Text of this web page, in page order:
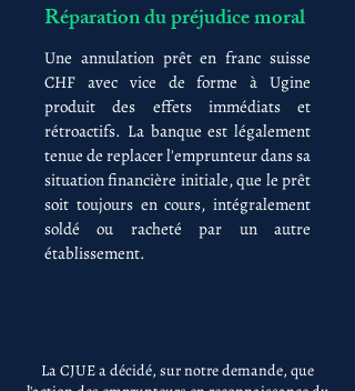
Réparation du préjudice moral
Une annulation prêt en franc suisse
CHF avec vice de forme à Ugine
produit des effets immédiats et
rétroactifs. La banque est légalement
tenue de replacer l'emprunteur dans sa
situation financière initiale, que le prêt
soit toujours en cours, intégralement
soldé ou racheté par un autre
établissement.
La CJUE a décidé, sur notre demande, que